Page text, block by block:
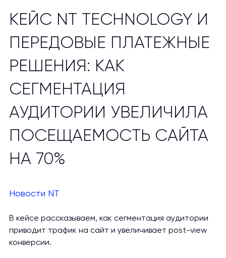
КЕЙС NT TECHNOLOGY И
ПЕРЕДОВЫЕ ПЛАТЕЖНЫЕ
РЕШЕНИЯ: КАК
СЕГМЕНТАЦИЯ
АУДИТОРИИ УВЕЛИЧИЛА
ПОСЕЩАЕМОСТЬ САЙТА
НА 70%
Новости NT
В кейсе рассказываем, как сегментация аудитории
приводит трафик на сайт и увеличивает post-view
конверсии.